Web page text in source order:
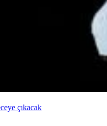
çıkacak